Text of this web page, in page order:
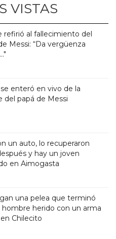
VISTAS
refirió al fallecimiento del
Messi: “Da vergüenza
enteró en vivo de la
del papá de Messi
un auto, lo recuperaron
y hay un joven
en Aimogasta
una pelea que terminó
hombre herido con un arma
Chilecito